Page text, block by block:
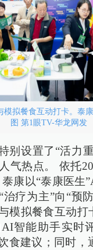
模拟餐食互动打卡。泰
图 第1眼TV-华龙网发
别设置了“活力
气热点。 依托
康以“泰康医生
疗为主”向“预
模拟餐食互动打
智能助手实时
食建议；同时，